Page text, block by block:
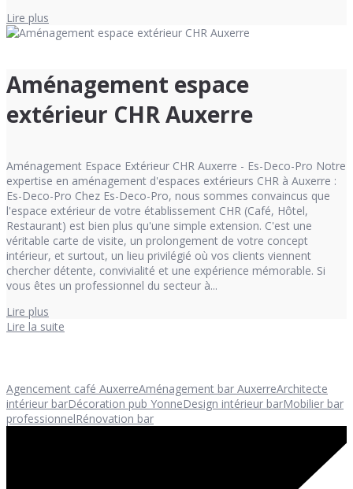
Lire plus
Aménagement espace
extérieur CHR Auxerre
Aménagement Espace Extérieur CHR Auxerre - Es-Deco-Pro Notre
expertise en aménagement d'espaces extérieurs CHR à Auxerre :
Es-Deco-Pro Chez Es-Deco-Pro, nous sommes convaincus que
l'espace extérieur de votre établissement CHR (Café, Hôtel,
Restaurant) est bien plus qu'une simple extension. C'est une
véritable carte de visite, un prolongement de votre concept
intérieur, et surtout, un lieu privilégié où vos clients viennent
chercher détente, convivialité et une expérience mémorable. Si
vous êtes un professionnel du secteur à...
Lire plus
Lire la suite
Agencement café AuxerreAménagement bar AuxerreArchitecte
intérieur barDécoration pub YonneDesign intérieur barMobilier bar
professionnelRénovation bar